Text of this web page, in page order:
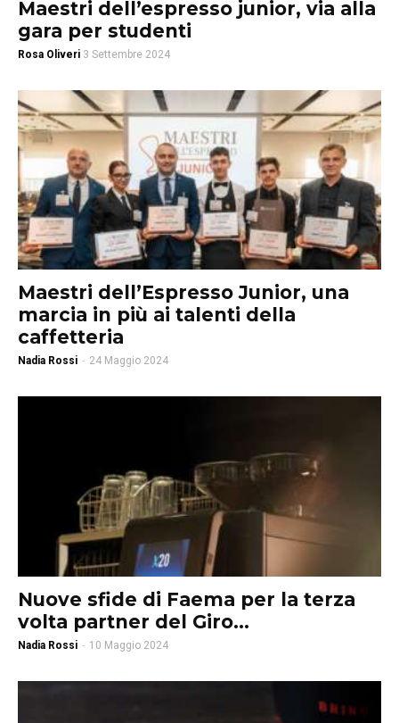
Maestri dell’espresso junior, via alla
gara per studenti
Rosa Oliveri 3 Settembre 2024
Maestri dell’Espresso Junior, una
marcia in più ai talenti della
caffetteria
Nadia Rossi - 24 Maggio 2024
Nuove sfide di Faema per la terza
volta partner del Giro...
Nadia Rossi - 10 Maggio 2024